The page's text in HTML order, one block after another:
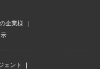
企業様
ェント